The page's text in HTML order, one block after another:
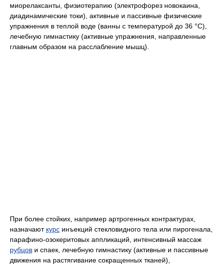
миорелаксанты, физиотерапию (электрофорез новокаина,
диадинамические токи), активные и пассивные физические
упражнения в теплой воде (ванны с температурой до 36 °C),
лечебную гимнастику (активные упражнения, направленные
главным образом на расслабление мышц).
При более стойких, например артрогенных контрактурах,
назначают курс инъекций стекловидного тела или пирогенала,
парафино-озокеритовых аппликаций, интенсивный массаж
рубцов и спаек, лечебную гимнастику (активные и пассивные
движения на растягивание сокращенных тканей),